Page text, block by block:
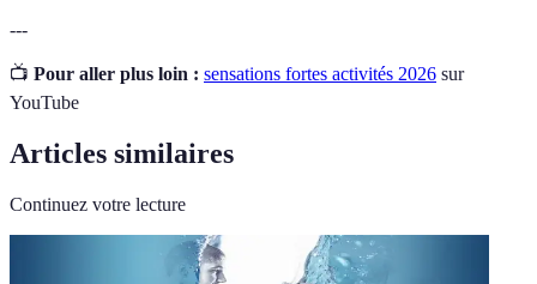
---
📺 Pour aller plus loin : sensations fortes activités 2026 sur
YouTube
Articles similaires
Continuez votre lecture